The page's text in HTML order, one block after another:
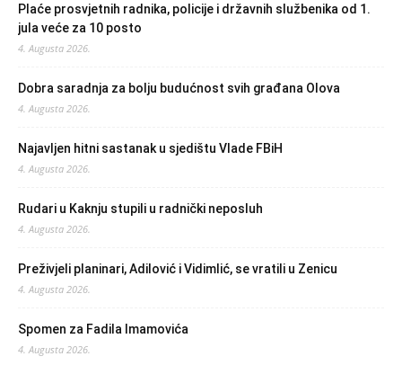
Plaće prosvjetnih radnika, policije i državnih službenika od 1.
jula veće za 10 posto
4. Augusta 2026.
Dobra saradnja za bolju budućnost svih građana Olova
4. Augusta 2026.
Najavljen hitni sastanak u sjedištu Vlade FBiH
4. Augusta 2026.
Rudari u Kaknju stupili u radnički neposluh
4. Augusta 2026.
Preživjeli planinari, Adilović i Vidimlić, se vratili u Zenicu
4. Augusta 2026.
Spomen za Fadila Imamovića
4. Augusta 2026.